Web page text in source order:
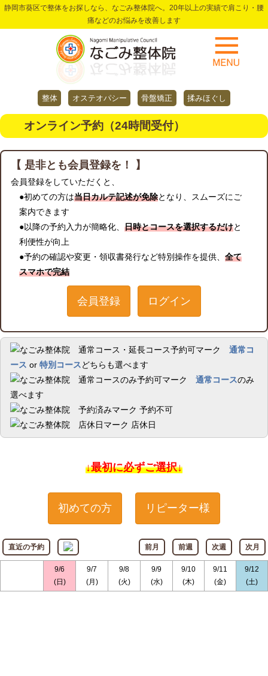
静岡市葵区で整体をお探しなら、なごみ整体院へ。20年以上の実績で肩こり・腰
痛などのお悩みを改善します
整体 オステオパシー 骨盤矯正 揉みほぐし
オンライン予約（24時間受付）
【 是非とも会員登録を！ 】
会員登録をしていただくと、
●初めての方は当日カルテ記述が免除となり、スムーズにご
案内できます
●以降の予約入力が簡略化、 日時とコースを選択するだけと
利便性が向上
●予約の確認や変更・領収書発行など特別操作を提供、 全て
スマホで完結
会員登録 ログイン
通常コ
ース or 特別コースどちらも選べます
通常コースのみ
選べます
予約不可
店休日
↓最初に必ずご選択↓
初めての方 リピーター様
直近の予約 前月 前週 次週 次月
9/6
(日)
9/7
(月)
9/8
(火)
9/9
(水)
9/10
(木)
9/11
(金)
9/12
(土)